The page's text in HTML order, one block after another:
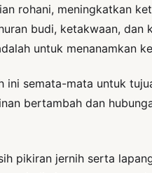
rohani, meningkatkan
budi, ketakwaan,
untuk menanamkan
ini semata-mata untuk
bertambah dan
pikiran jernih serta